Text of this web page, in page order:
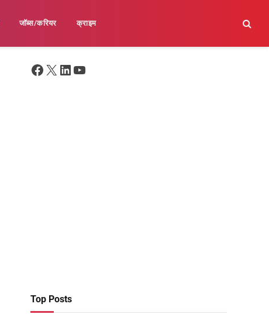
जॉब्स/करियर क्राइम
Facebook
X LinkedIn
YouTube
Top Posts